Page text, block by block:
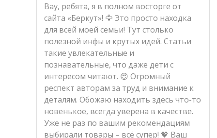
Вау, ребята, я в полном восторге от
сайта «Беркут»! 🦅 Это просто находка
для всей моей семьи! Тут столько
полезной инфы и крутых идей. Статьи
такие увлекательные и
познавательные, что даже дети с
интересом читают. 😍 Огромный
респект авторам за труд и внимание к
деталям. Обожаю находить здесь что-то
новенькое, всегда уверена в качестве.
Уже не раз по вашим рекомендациям
выбирали товары – всё супер! 💖 Ваш